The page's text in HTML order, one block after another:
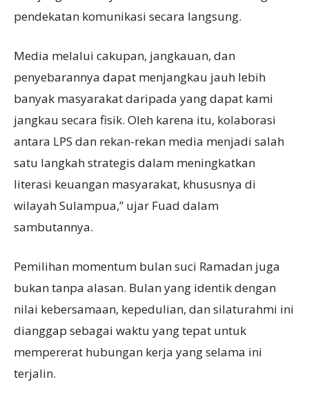
pendekatan komunikasi secara langsung.
Media melalui cakupan, jangkauan, dan
penyebarannya dapat menjangkau jauh lebih
banyak masyarakat daripada yang dapat kami
jangkau secara fisik. Oleh karena itu, kolaborasi
antara LPS dan rekan-rekan media menjadi salah
satu langkah strategis dalam meningkatkan
literasi keuangan masyarakat, khususnya di
wilayah Sulampua,” ujar Fuad dalam
sambutannya.
Pemilihan momentum bulan suci Ramadan juga
bukan tanpa alasan. Bulan yang identik dengan
nilai kebersamaan, kepedulian, dan silaturahmi ini
dianggap sebagai waktu yang tepat untuk
mempererat hubungan kerja yang selama ini
terjalin.